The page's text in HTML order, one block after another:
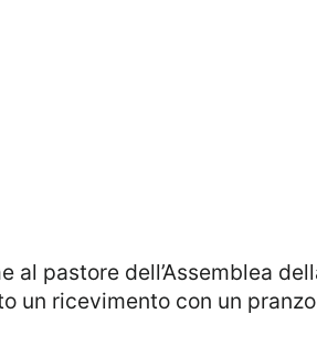
un ricevimento con un pranzo